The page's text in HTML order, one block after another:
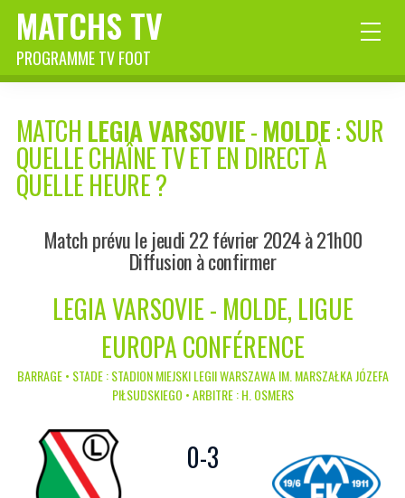
MATCHS TV
PROGRAMME TV FOOT
MATCH LEGIA VARSOVIE-MOLDE: SUR
QUELLE CHAÎNE TV ET EN DIRECT À
QUELLE HEURE ?
Match prévu le jeudi 22 février 2024 à 21h00
Diffusion à confirmer
LEGIA VARSOVIE - MOLDE, LIGUE
EUROPA CONFÉRENCE
BARRAGE • STADE : STADION MIEJSKI LEGII WARSZAWA IM. MARSZAŁKA JÓZEFA
PIŁSUDSKIEGO • ARBITRE : H. OSMERS
0-3